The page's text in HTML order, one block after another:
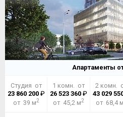
Апартаменты
Студия от
23 860 200₽
от 39 м2
1 комн. от
26 523 360 ₽
от 45,2 м2
2 комн.
43 029
от 68,4 м